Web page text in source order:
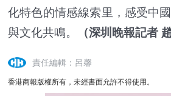
化特色的情感線索里，感受中
與文化共鳴。
（深圳晚報記者
責任編輯：呂馨
香港商報版權所有，未經書面允許不得使用。